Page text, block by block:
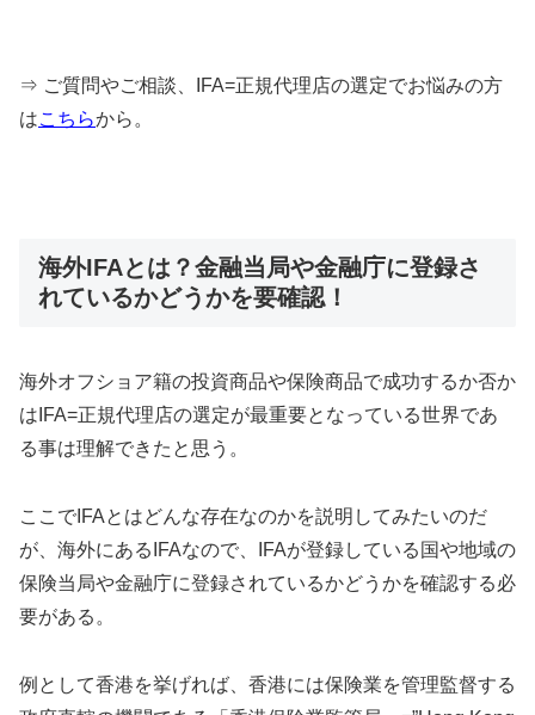
⇒ ご質問やご相談、IFA=正規代理店の選定でお悩みの方
はこちらから。
海外IFAとは？金融当局や金融庁に登録さ
れているかどうかを要確認！
海外オフショア籍の投資商品や保険商品で成功するか否か
はIFA=正規代理店の選定が最重要となっている世界であ
る事は理解できたと思う。
ここでIFAとはどんな存在なのかを説明してみたいのだ
が、海外にあるIFAなので、IFAが登録している国や地域の
保険当局や金融庁に登録されているかどうかを確認する必
要がある。
例として香港を挙げれば、香港には保険業を管理監督する